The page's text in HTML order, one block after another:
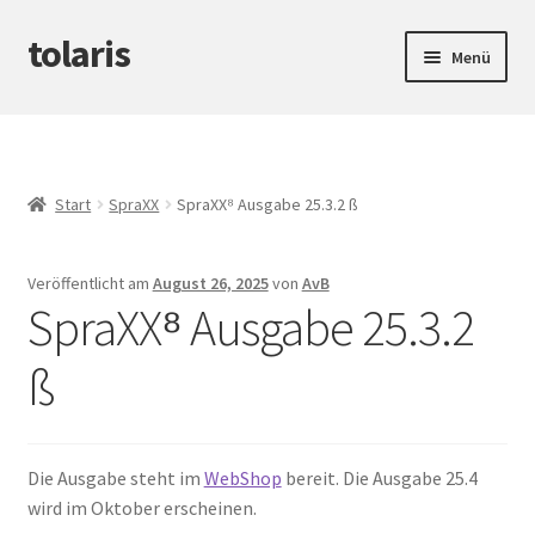
Zur
Navigation
Zum
Inhalt
tolaris Menü
öffnen
Start SpraXX SpraXX⁸ Ausgabe 25.3.2 ß
Veröffentlicht am August 26, 2025von AvB
SpraXX⁸ Ausgabe 25.3.2
ß
Die Ausgabe steht im WebShop bereit. Die Ausgabe 25.4
wird im Oktober erscheinen.